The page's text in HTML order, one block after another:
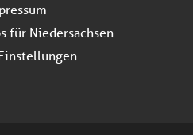
für Niedersachsen